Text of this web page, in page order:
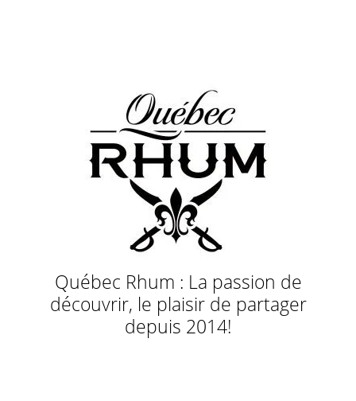
Québec Rhum : La passion de
découvrir, le plaisir de partager
depuis 2014!